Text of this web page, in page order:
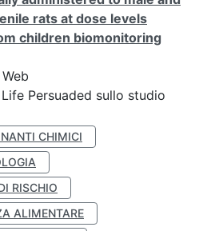
rats at dose levels
children biomonitoring
Persuaded sullo studio
CHIMICI
RISCHIO
ALIMENTARE